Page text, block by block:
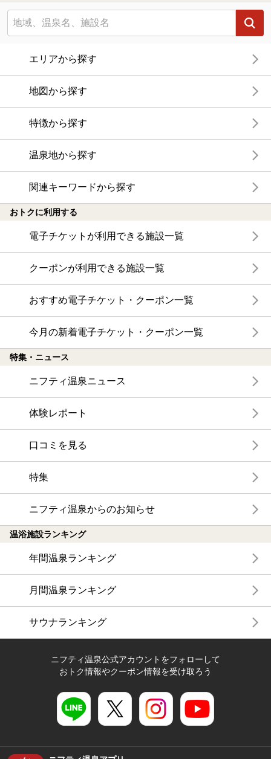
エリアから探す
地図から探す
特徴から探す
温泉地から探す
関連キーワードから探す
おトクに利用する
電子チケットが利用できる施設一覧
クーポンが利用できる施設一覧
おすすめ電子チケット・クーポン一覧
今月の新着電子チケット・クーポン一覧
特集・ニュース
ニフティ温泉ニュース
体験レポート
口コミを見る
特集
ニフティ温泉からのお知らせ
温浴施設ランキング
年間温泉ランキング
月間温泉ランキング
サウナランキング
ニフティ温泉公式アカウントをフォローして
おトク情報やクーポン情報を受け取ろう